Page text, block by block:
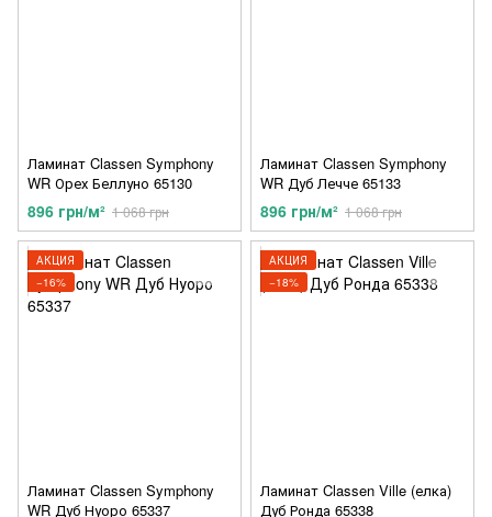
Ламинат Classen Symphony
WR Орех Беллуно 65130
896 грн/м² 1 068 грн
Ламинат Classen Symphony
WR Дуб Лечче 65133
896 грн/м² 1 068 грн
АКЦИЯ
−16%
Ламинат Classen Symphony
WR Дуб Нуоро 65337
АКЦИЯ
−18%
Ламинат Classen Ville (елка)
Дуб Ронда 65338